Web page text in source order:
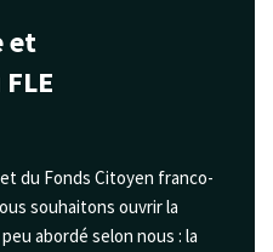
et
du Fonds Citoyen franco-
souhaitons ouvrir la
abordé selon nous : la